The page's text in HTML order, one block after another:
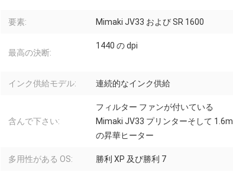
要素: Mimaki JV33 および SR 1600
最高の決断:
1440 の dpi
インク供給モデル: 連続的なインク供給
含んで下さい:
フィルター ファンが付いている
Mimaki JV33 プリンターそして 1.6m
の昇華ヒーター
多用性がある OS: 勝利 XP 及び勝利 7